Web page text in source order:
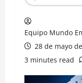
Equipo Mundo
28 de mayo
3 minutes read